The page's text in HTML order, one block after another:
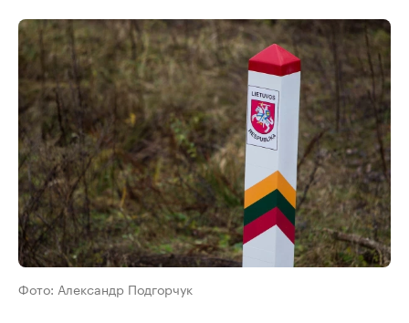
Фото: Александр Подгорчук